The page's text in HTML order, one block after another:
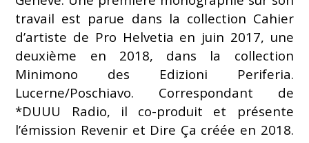
travail est parue dans la collection Cahier
d’artiste de Pro Helvetia en juin 2017, une
deuxième en 2018, dans la collection
Minimono des Edizioni Periferia.
Lucerne/Poschiavo. Correspondant de
*DUUU Radio, il co-produit et présente
l’émission Revenir et Dire Ça créée en 2018.